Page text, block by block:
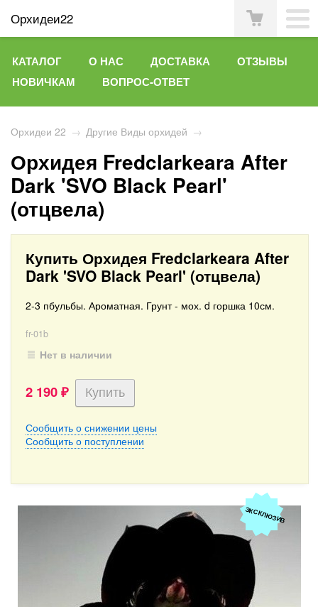
Орхидеи22
КАТАЛОГ О НАС ДОСТАВКА
ОТЗЫВЫ
НОВИЧКАМ
ВОПРОС-ОТВЕТ
Орхидеи 22 → Другие Виды орхидей →
Орхидея Fredclarkeara After
Dark 'SVO Black Pearl'
(отцвела)
Купить Орхидея Fredclarkeara After
Dark 'SVO Black Pearl' (отцвела)
2-3 пбульбы. Ароматная. Грунт - мох. d горшка 10см.
fr-01b
Нет в наличии
2 190 ₽
Сообщить о снижении цены
Сообщить о поступлении
ЭКСКЛЮЗИВ